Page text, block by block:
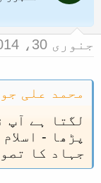
o
جنوری 30، 2014
محمد علی
پڑھا -
جہاد کا